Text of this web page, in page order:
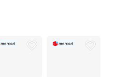
동봉된 트레이딩 카드는 기본